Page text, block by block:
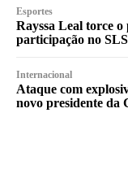
Esportes
Rayssa Leal torce
participação no
Internacional
Ataque com
novo presidente da